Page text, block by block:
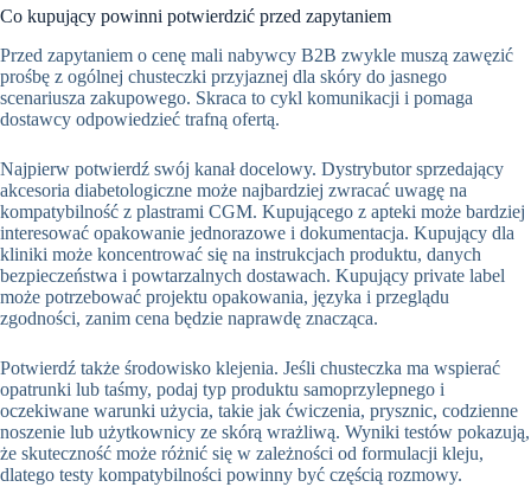
Co kupujący powinni potwierdzić przed zapytaniem
Przed zapytaniem o cenę mali nabywcy B2B zwykle muszą zawęzić
prośbę z ogólnej chusteczki przyjaznej dla skóry do jasnego
scenariusza zakupowego. Skraca to cykl komunikacji i pomaga
dostawcy odpowiedzieć trafną ofertą.
Najpierw potwierdź swój kanał docelowy. Dystrybutor sprzedający
akcesoria diabetologiczne może najbardziej zwracać uwagę na
kompatybilność z plastrami CGM. Kupującego z apteki może bardziej
interesować opakowanie jednorazowe i dokumentacja. Kupujący dla
kliniki może koncentrować się na instrukcjach produktu, danych
bezpieczeństwa i powtarzalnych dostawach. Kupujący private label
może potrzebować projektu opakowania, języka i przeglądu
zgodności, zanim cena będzie naprawdę znacząca.
Potwierdź także środowisko klejenia. Jeśli chusteczka ma wspierać
opatrunki lub taśmy, podaj typ produktu samoprzylepnego i
oczekiwane warunki użycia, takie jak ćwiczenia, prysznic, codzienne
noszenie lub użytkownicy ze skórą wrażliwą. Wyniki testów pokazują,
że skuteczność może różnić się w zależności od formulacji kleju,
dlatego testy kompatybilności powinny być częścią rozmowy.